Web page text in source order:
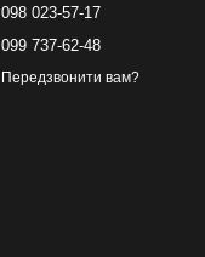
098 023-57-17
099 737-62-48
Передзвонити вам?